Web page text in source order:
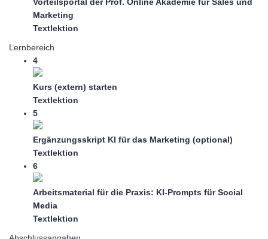
Marketing
Textlektion
Lernbereich
4
Kurs (extern) starten
Textlektion
5
Ergänzungsskript KI für das Marketing (optional)
Textlektion
6
Arbeitsmaterial für die Praxis: KI-Prompts für Social
Media
Textlektion